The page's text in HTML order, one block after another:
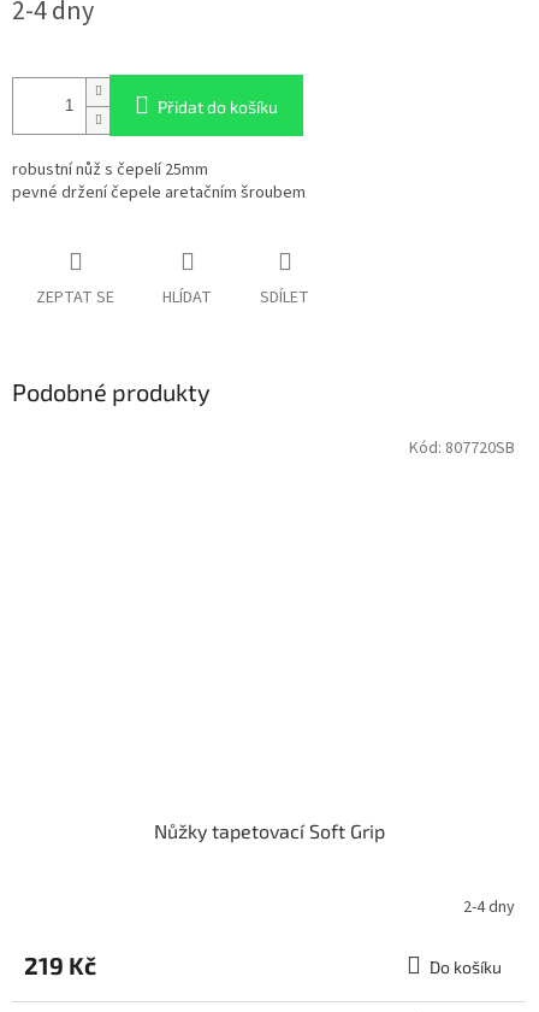
cena:
2-4 dny
Přidat do košíku
robustní nůž s čepelí 25mm
pevné držení čepele aretačním šroubem
ZEPTAT SE HLÍDAT SDÍLET
Podobné produkty
Nůžky tapetovací Soft Grip
produktu
je
3,0
2-4 dny
219 Kč Do košíku
Kód: 807720SB